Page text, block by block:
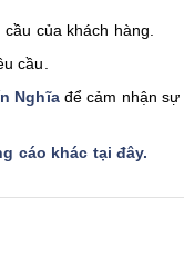
của khách hàng.
cầu.
Nghĩađể cảm nhận sự
cáo khác tại đây.